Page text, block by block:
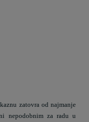
zatovra od najmanje
nepodobnim za radu u